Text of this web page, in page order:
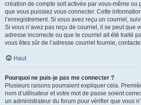
création de compte soit activée par vous-même ou
que vous puissiez vous connecter. Cette
l’enregistrement. Si vous avez reçu un courriel,
Si vous n’avez pas reçu de courriel, il se peut que
adresse incorrecte ou que le courriel ait été traité
vous êtes sûr de l’adresse courriel fournie,
Haut
Pourquoi ne puis-je pas me connecter ?
Plusieurs raisons pourraient expliquer cela.
nom d’utilisateur et votre mot de passe soient
un administrateur du forum pour vérifier que vous